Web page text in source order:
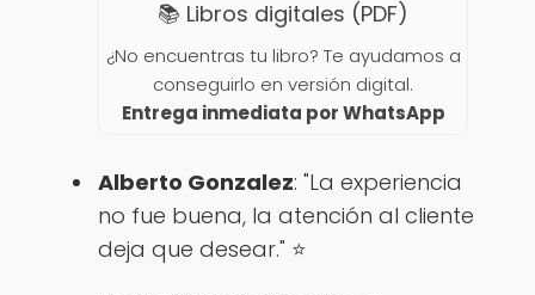
📚 Libros digitales (PDF)
¿No encuentras tu libro? Te ayudamos a
conseguirlo en versión digital.
Entrega inmediata por WhatsApp
Alberto Gonzalez: "La experiencia
no fue buena, la atención al cliente
deja que desear." ⭐